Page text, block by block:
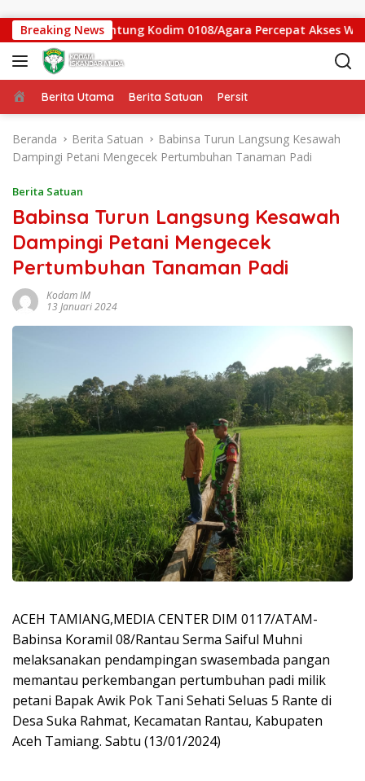
Breaking News
Jembatan Gantung Kodim 0108/Agara Percepat Akses Warga
Beranda
Berita Utama Berita Satuan Persit
Beranda Berita Satuan
Babinsa Turun Langsung Kesawah
Dampingi Petani Mengecek Pertumbuhan Tanaman Padi
Berita Satuan
Babinsa Turun Langsung Kesawah
Dampingi Petani Mengecek
Pertumbuhan Tanaman Padi
Kodam IM
13 Januari 2024
ACEH TAMIANG,MEDIA CENTER DIM 0117/ATAM-
Babinsa Koramil 08/Rantau Serma Saiful Muhni
melaksanakan pendampingan swasembada pangan
memantau perkembangan pertumbuhan padi milik
petani Bapak Awik Pok Tani Sehati Seluas 5 Rante di
Desa Suka Rahmat, Kecamatan Rantau, Kabupaten
Aceh Tamiang. Sabtu (13/01/2024)